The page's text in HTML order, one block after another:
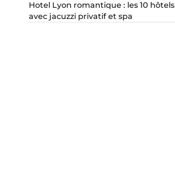
Hotel Lyon romantique : les 10 hôtels
avec jacuzzi privatif et spa